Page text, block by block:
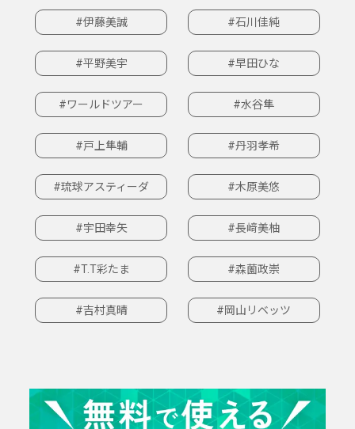
#伊藤美誠 #石川佳純
#平野美宇 #早田ひな
#ワールドツアー #水谷隼
#戸上隼輔 #丹羽孝希
#琉球アスティーダ #木原美悠
#宇田幸矢 #長﨑美柚
#T.T彩たま #森薗政崇
#吉村真晴 #岡山リベッツ